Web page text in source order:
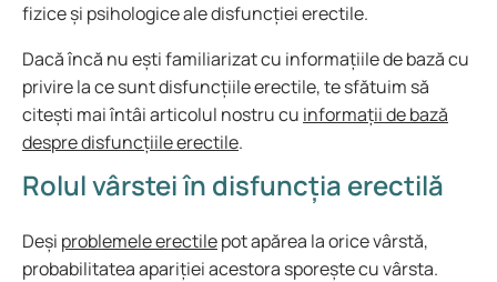
fizice și psihologice ale disfuncției erectile.
Dacă încă nu ești familiarizat cu informațiile de bază cu
privire la ce sunt disfuncțiile erectile, te sfătuim să
citești mai întâi articolul nostru cu informații de bază
despre disfuncțiile erectile.
Rolul vârstei în disfuncția erectilă
Deși problemele erectilepot apărea la orice vârstă,
probabilitatea apariției acestora sporește cu vârsta.